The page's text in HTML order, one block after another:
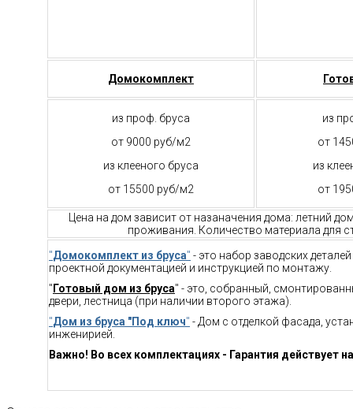
Домокомплект
из проф. бруса
от 9000 руб/м2
из клееного бруса
от 15500 руб/м2
из
от
из
от
Цена на дом зависит от назаначения дома: летний
проживания. Количество материала для
"Домокомплект из бруса" - это набор заводских
проектной документацией и инструкцией по монтажу.
" Готовый дом из бруса" - это, собранный,
двери, лестница (при наличии второго этажа).
"Дом из бруса "Под ключ" - Дом с отделкой фасада,
инженирией.
Важно! Во всех комплектациях - Гарантия действует